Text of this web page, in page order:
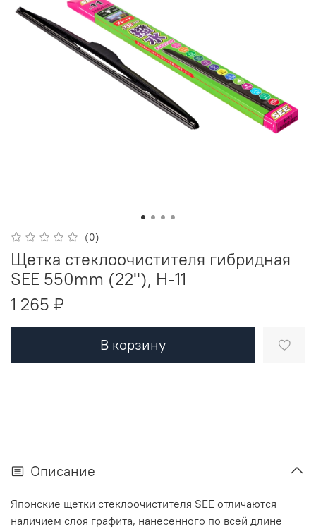
(0)
Щетка стеклоочистителя гибридная
SEE 550mm (22''), H-11
1 265 ₽
В корзину
Описание
Японские щетки стеклоочистителя SEE отличаются
наличием слоя графита, нанесенного по всей длине